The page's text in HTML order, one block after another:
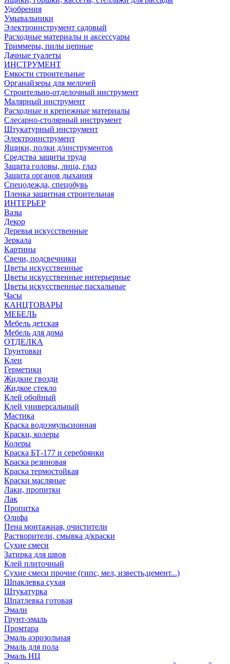
Удобрения
Умывальники
Электроинструмент садовый
Расходные материалы и аксессуары
Триммеры, пилы цепные
Дачные туалеты
ИНСТРУМЕНТ
Емкости строительные
Органайзеры для мелочей
Строительно-отделочный инструмент
Малярный инструмент
Расходные и крепежные материалы
Слесарно-столярный инструмент
Штукатурный инструмент
Электроинструмент
Ящики, полки д/инструментов
Средства защиты труда
Защита головы, лица, глаз
Защита органов дыхания
Спецодежда, спецобувь
Пленка защитная строительная
ИНТЕРЬЕР
Вазы
Декор
Деревья искусственные
Зеркала
Картины
Свечи, подсвечники
Цветы искусственные
Цветы искусственные интерьерные
Цветы искусственные пасхальные
Часы
КАНЦТОВАРЫ
МЕБЕЛЬ
Мебель детская
Мебель для дома
ОТДЕЛКА
Грунтовки
Клеи
Герметики
Жидкие гвозди
Жидкое стекло
Клей обойный
Клей универсальный
Мастика
Краска водоэмульсионная
Краски, колеры
Колеры
Краска БТ-177 и серебрянки
Краска резиновая
Краска термостойкая
Краски масляные
Лаки, пропитки
Лак
Пропитка
Олифа
Пена монтажная, очистители
Растворители, смывка д/краски
Сухие смеси
Затирка для швов
Клей плиточный
Сухие смеси прочие (гипс, мел, известь,цемент...)
Шпаклевка сухая
Штукатурка
Шпатлевка готовая
Эмали
Грунт-эмаль
Промтара
Эмаль аэрозольная
Эмаль для пола
Эмаль НЦ